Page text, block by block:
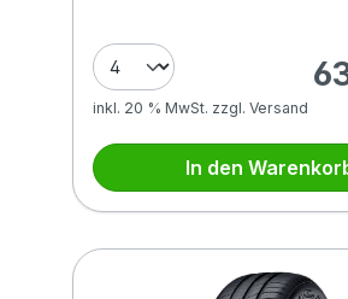
inkl. 20 % MwSt. zzgl. Versand
In den